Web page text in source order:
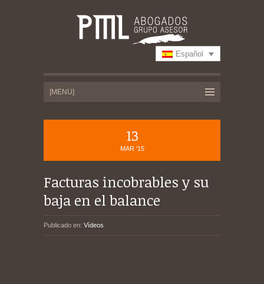
Español
13
MAR '15
Facturas incobrables y su
baja en el balance
Publicado en: Vídeos